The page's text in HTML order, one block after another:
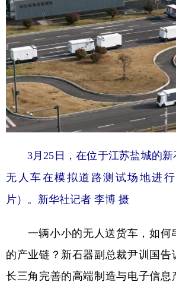
3月25日，在位于江苏盐城的新
无人车在模拟道路测试场地进
片）。新华社记者 李博 摄
一辆小小的无人送货车，如何
的产业链？新石器副总裁尹训国告
长三角完善的高端制造与电子信息